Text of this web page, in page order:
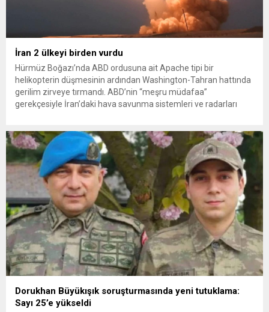
İran 2 ülkeyi birden vurdu
Hürmüz Boğazı’nda ABD ordusuna ait Apache tipi bir
helikopterin düşmesinin ardından Washington-Tahran hattında
gerilim zirveye tırmandı. ABD’nin “meşru müdafaa”
gerekçesiyle İran’daki hava savunma sistemleri ve radarları
yeni bir ABD saldırısına anında yanıt verileceğini duyurdu....
Dorukhan Büyükışık soruşturmasında yeni tutuklama:
Sayı 25’e yükseldi